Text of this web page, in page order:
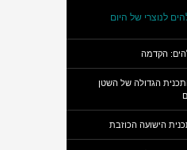
לנוצרי של היום
הקדמה
1: התכנית הגדולה של השטן